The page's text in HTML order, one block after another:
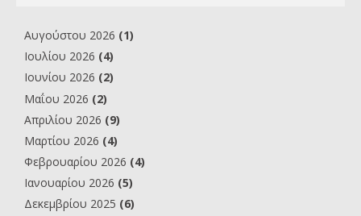
Αυγούστου 2026 (1)
Ιουλίου 2026 (4)
Ιουνίου 2026 (2)
Μαΐου 2026 (2)
Απριλίου 2026 (9)
Μαρτίου 2026 (4)
Φεβρουαρίου 2026 (4)
Ιανουαρίου 2026 (5)
Δεκεμβρίου 2025 (6)